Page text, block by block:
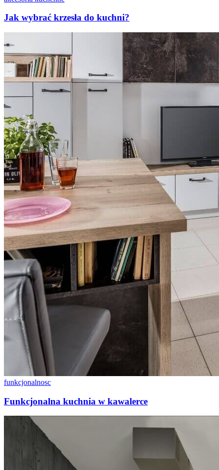
Jak wybrać krzesła do kuchni?
funkcjonalnosc
Funkcjonalna kuchnia w kawalerce